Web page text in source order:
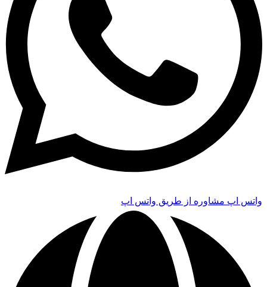
واتس اپ مشاوره از طریق واتس اپ